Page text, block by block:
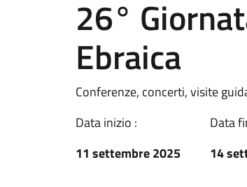
26°
Ebraica
Conferenze, concerti, visite
Data inizio :
11 settembre 2025
Data
14